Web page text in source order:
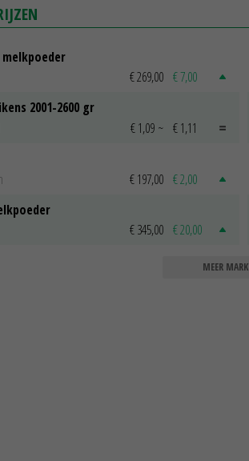
€ 269,00 € 7,00
2001-2600 gr
€ 1,09 ~ € 1,11
€ 197,00 € 2,00
€ 345,00 € 20,00
MEER